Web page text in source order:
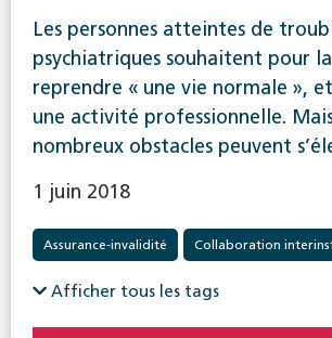
Les personnes atteintes de
psychiatriques souhaitent pour
reprendre « une vie normale »,
une activité professionnelle.
nombreux obstacles peuvent
1 juin 2018
Assurance-invalidité Collaboration
Afficher tous les tags